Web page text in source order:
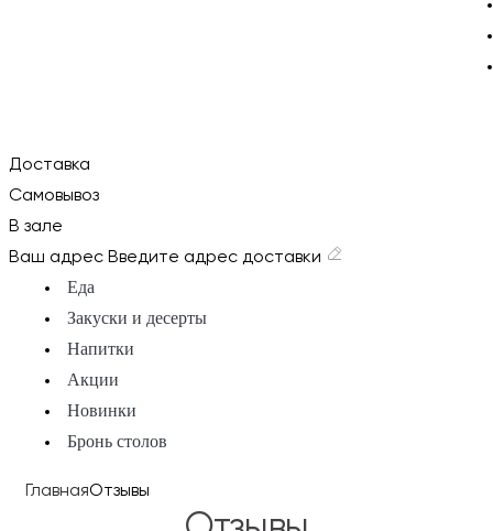
Доставка
Самовывоз
В зале
Ваш адрес Введите адрес доставки
Еда
Закуски и десерты
Напитки
Акции
Новинки
Бронь столов
ГлавнаяОтзывы